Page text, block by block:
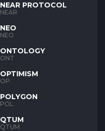
NEAR PROTOCOL
NEAR
NEO
NEO
ONTOLOGY
ONT
OPTIMISM
OP
POLYGON
POL
QTUM
QTUM